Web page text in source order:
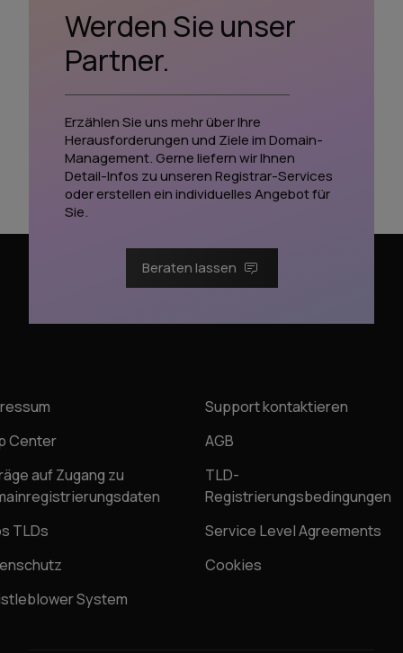
Werden Sie unser
Partner.
Erzählen Sie uns mehr über Ihre
Herausforderungen und Ziele im Domain-
Management. Gerne liefern wir Ihnen
Detail-Infos zu unseren Registrar-Services
oder erstellen ein individuelles Angebot für
Sie.
Beraten lassen
Support kontaktieren
Center
AGB
auf Zugang zu
TLD-
Registrierungsbedingungen
TLDs
Service Level Agreements
Cookies
System